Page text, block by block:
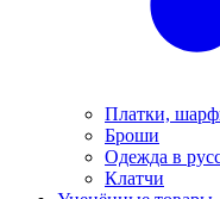
Платки,
Броши
Одежда в
Клатчи